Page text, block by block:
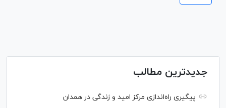
جدیدترین مطالب
پیگیری راه‌اندازی مرکز امید و زندگی در همدان